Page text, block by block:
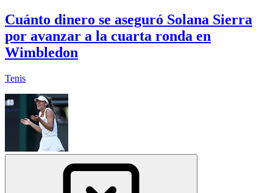
Cuánto dinero se aseguró Solana Sierra
por avanzar a la cuarta ronda en
Wimbledon
Tenis